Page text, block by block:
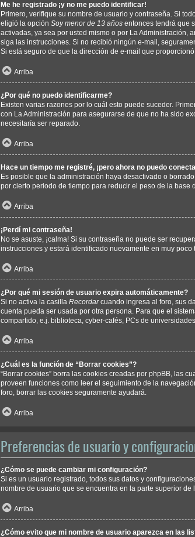
Me he registrado ¡y no me puedo identificar!
Primero, verifique su nombre de usuario y contraseña. Si
eligió la opción Soy menor de 13 años entonces tendrá que
activadas, ya sea por usted mismo o por La Administración,
siga las instrucciones. Si no recibió ningún e-mail,
Si está seguro de que la dirección de e-mail que
Arriba
¿Por qué no puedo identificarme?
Existen varias razones por lo cuál esto puede suceder.
con La Administración para asegurarse de que no ha sido
necesitaría ser reparado.
Arriba
Hace un tiempo me registré, ¡pero ahora no puedo
Es posible que la administración haya desactivado o
por cierto periodo de tiempo para reducir el peso de la
Arriba
¡Perdí mi contraseña!
No se asuste, ¡calma! Si su contraseña no puede ser
instrucciones y estará identificado nuevamente en muy poco
Arriba
¿Por qué mi sesión de usuario expira automáticamente?
Si no activa la casilla Recordarcuando ingresa al foro, sus
cuenta pueda ser usada por otra persona. Para que el
compartido, e.j. biblioteca, cyber-cafés, PCs de
Arriba
¿Cuál es la función de “Borrar cookies”?
“Borrar cookies” borra las cookies creadas por phpBB, las
proveen funciones como leer el seguimiento de la
foro, borrar las cookies seguramente ayudará.
Arriba
Preferencias de usuario y
¿Cómo se puede cambiar mi configuración?
Si es un usuario registrado, todos sus datos y
nombre de usuario que se encuentra en la parte superior
Arriba
¿Cómo evito que mi nombre de usuario aparezca en las